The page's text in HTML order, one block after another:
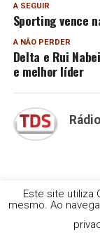
A SEGUIR
Sporting vence
A NÃO PERDER
Delta e Rui
e melhor líder
Este site utiliza
mesmo. Ao